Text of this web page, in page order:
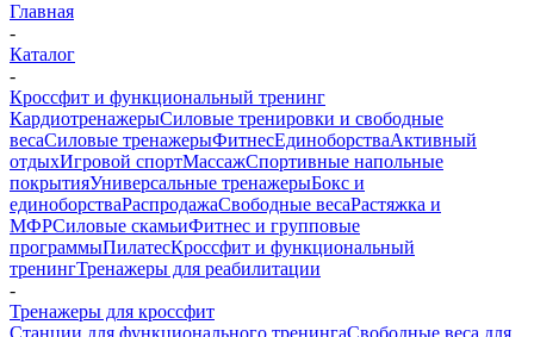
Главная
-
Каталог
-
Кроссфит и функциональный тренинг
КардиотренажерыСиловые тренировки и свободные
весаСиловые тренажерыФитнесЕдиноборстваАктивный
отдыхИгровой спортМассажСпортивные напольные
покрытияУниверсальные тренажерыБокс и
единоборстваРаспродажаСвободные весаРастяжка и
МФРСиловые скамьиФитнес и групповые
программыПилатесКроссфит и функциональный
тренингТренажеры для реабилитации
-
Тренажеры для кроссфит
Станции для функционального тренингаСвободные веса для